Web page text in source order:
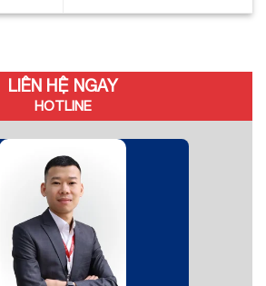
LIÊN HỆ NGAY
HOTLINE